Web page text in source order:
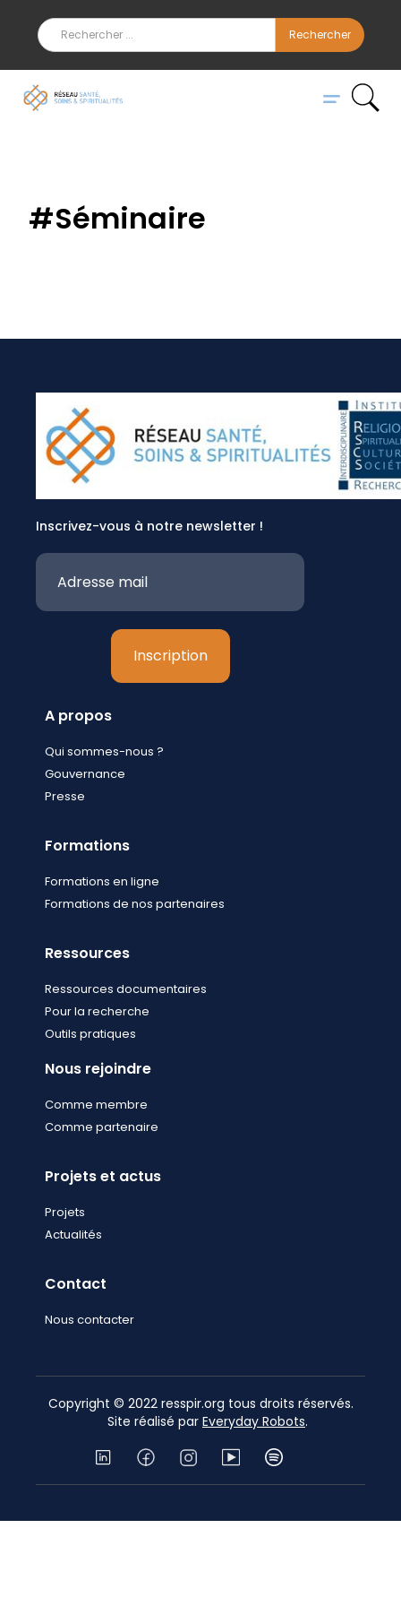
#Séminaire
Inscrivez-vous à notre newsletter !
A propos
Qui sommes-nous ?
Gouvernance
Presse
Formations
Formations en ligne
Formations de nos partenaires
Ressources
Ressources documentaires
Pour la recherche
Outils pratiques
Nous rejoindre
Comme membre
Comme partenaire
Projets et actus
Projets
Actualités
Contact
Nous contacter
Copyright © 2022 resspir.org tous droits réservés.
Site réalisé par Everyday Robots.